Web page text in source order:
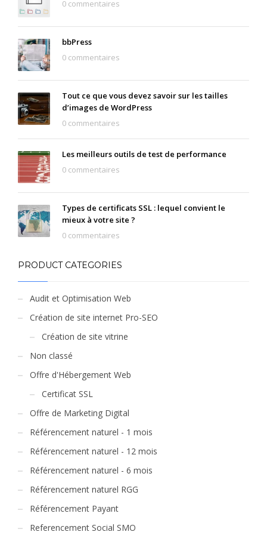
0 commentaires
bbPress
0 commentaires
Tout ce que vous devez savoir sur les tailles
d’images de WordPress
0 commentaires
Les meilleurs outils de test de performance
0 commentaires
Types de certificats SSL : lequel convient le
mieux à votre site ?
0 commentaires
PRODUCT CATEGORIES
Audit et Optimisation Web
Création de site internet Pro-SEO
Création de site vitrine
Non classé
Offre d'Hébergement Web
Certificat SSL
Offre de Marketing Digital
Référencement naturel - 1 mois
Référencement naturel - 12 mois
Référencement naturel - 6 mois
Référencement naturel RGG
Référencement Payant
Referencement Social SMO